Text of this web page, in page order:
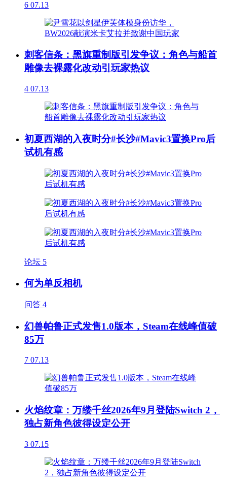
6 07.13
刺客信条：黑旗重制版引发争议：角色与船首
雕像去裸露化改动引玩家热议
4 07.13
初夏西湖的入夜时分#长沙#Mavic3置换Pro后
试机有感
论坛 5
何为单反相机
问答 4
幻兽帕鲁正式发售1.0版本，Steam在线峰值破
85万
7 07.13
火焰纹章：万缕千丝2026年9月登陆Switch 2，
独占新角色彼得设定公开
3 07.15